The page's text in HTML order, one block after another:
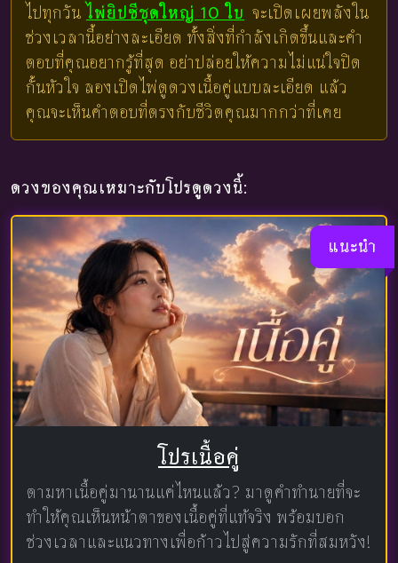
ไปทุกวัน ไพ่ยิปซีชุดใหญ่ 10 ใบ จะเปิดเผยพลังใน
ช่วงเวลานี้อย่างละเอียด ทั้งสิ่งที่กำลังเกิดขึ้นและคำ
ตอบที่คุณอยากรู้ที่สุด อย่าปล่อยให้ความไม่แน่ใจปิด
กั้นหัวใจ ลองเปิดไพ่ดูดวงเนื้อคู่แบบละเอียด แล้ว
คุณจะเห็นคำตอบที่ตรงกับชีวิตคุณมากกว่าที่เคย
ดวงของคุณเหมาะกับโปรดูดวงนี้:
แนะนำ
โปรเนื้อคู่
ตามหาเนื้อคู่มานานแค่ไหนแล้ว? มาดูคำทำนายที่จะ
ทำให้คุณเห็นหน้าตาของเนื้อคู่ที่แท้จริง พร้อมบอก
ช่วงเวลาและแนวทางเพื่อก้าวไปสู่ความรักที่สมหวัง!